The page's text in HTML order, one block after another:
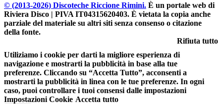
© (2013-2026) Discoteche Riccione Rimini. È un portale web di
Riviera Disco | PIVA IT04315620403. È vietata la copia anche
parziale del materiale su altri siti senza consenso o citazione
della fonte.
Rifiuta tutto
Utiliziamo i cookie per darti la migliore esperienza di
navigazione e mostrarti la pubblicità in base alla tue
preferenze. Cliccando su “Accetta Tutto”, acconsenti a
mostrarti la pubblicità in linea con le tue preferenze. In ogni
caso, puoi controllare i tuoi consensi dalle impostazioni
Impostazioni Cookie Accetta tutto